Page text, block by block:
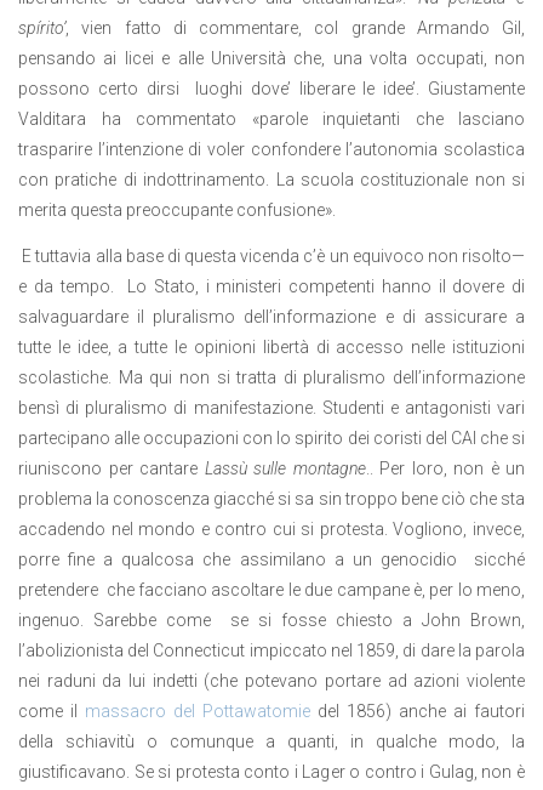
spírito’, vien fatto di commentare, col grande Armando Gil,
pensando ai licei e alle Università che, una volta occupati, non
possono certo dirsi luoghi dove’ liberare le idee’. Giustamente
Valditara ha commentato «parole inquietanti che lasciano
trasparire l’intenzione di voler confondere l’autonomia scolastica
con pratiche di indottrinamento. La scuola costituzionale non si
merita questa preoccupante confusione».
E tuttavia alla base di questa vicenda c’è un equivoco non risolto—
e da tempo. Lo Stato, i ministeri competenti hanno il dovere di
salvaguardare il pluralismo dell’informazione e di assicurare a
tutte le idee, a tutte le opinioni libertà di accesso nelle istituzioni
scolastiche. Ma qui non si tratta di pluralismo dell’informazione
bensì di pluralismo di manifestazione. Studenti e antagonisti vari
partecipano alle occupazioni con lo spirito dei coristi del CAI che si
riuniscono per cantare Lassù sulle montagne.. Per loro, non è un
problema la conoscenza giacché si sa sin troppo bene ciò che sta
accadendo nel mondo e contro cui si protesta. Vogliono, invece,
porre fine a qualcosa che assimilano a un genocidio sicché
pretendere che facciano ascoltare le due campane è, per lo meno,
ingenuo. Sarebbe come se si fosse chiesto a John Brown,
l’abolizionista del Connecticut impiccato nel 1859, di dare la parola
nei raduni da lui indetti (che potevano portare ad azioni violente
come il massacro del Pottawatomie del 1856) anche ai fautori
della schiavitù o comunque a quanti, in qualche modo, la
giustificavano. Se si protesta conto i Lager o contro i Gulag, non è